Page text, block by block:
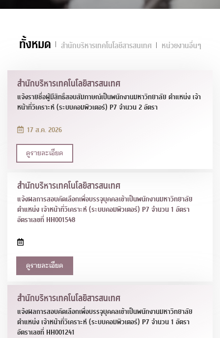
ทั้งหมด สำนักบริหารเทคโนโลยีสารสนเทศ หน่วยงานอื่นๆ
สำนักบริหารเทคโนโลยีสารสนเทศ
แจ้งรายชื่อผู้มีสิทธิ์สอบสัมภาษณ์เป็นพนักงานมหาวิทยาลัย ตำแหน่ง เจ้า
หน้าที่วิเคราะห์ (ระบบคอมพิวเตอร์) P7 จำนวน 2 อัตรา
17 ส.ค. 2026
ดูรายละเอียด
สำนักบริหารเทคโนโลยีสารสนเทศ
แจ้งผลการสอบคัดเลือกเพื่อบรรจุบุคคลเข้าเป็นพนักงานมหาวิทยาลัย
ตำแหน่ง เจ้าหน้าที่วิเคราะห์ (ระบบคอมพิวเตอร์) P7 จำนวน 1 อัตรา
อัตราเลขที่ HH001548
ดูรายละเอียด
สำนักบริหารเทคโนโลยีสารสนเทศ
แจ้งผลการสอบคัดเลือกเพื่อบรรจุบุคคลเข้าเป็นพนักงานมหาวิทยาลัย
ตำแหน่ง เจ้าหน้าที่วิเคราะห์ (ระบบคอมพิวเตอร์) P7 จำนวน 1 อัตรา
อัตราเลขที่ HH001241